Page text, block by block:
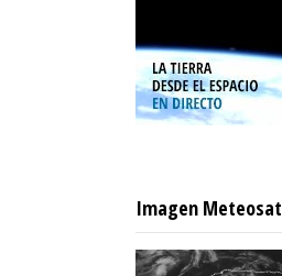
Imagen Meteosat